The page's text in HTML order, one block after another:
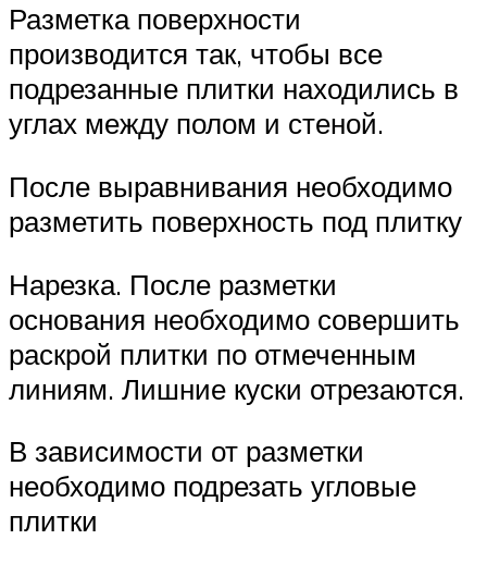
Разметка поверхности
производится так, чтобы все
подрезанные плитки находились в
углах между полом и стеной.
После выравнивания необходимо
разметить поверхность под плитку
Нарезка. После разметки
основания необходимо совершить
раскрой плитки по отмеченным
линиям. Лишние куски отрезаются.
В зависимости от разметки
необходимо подрезать угловые
плитки